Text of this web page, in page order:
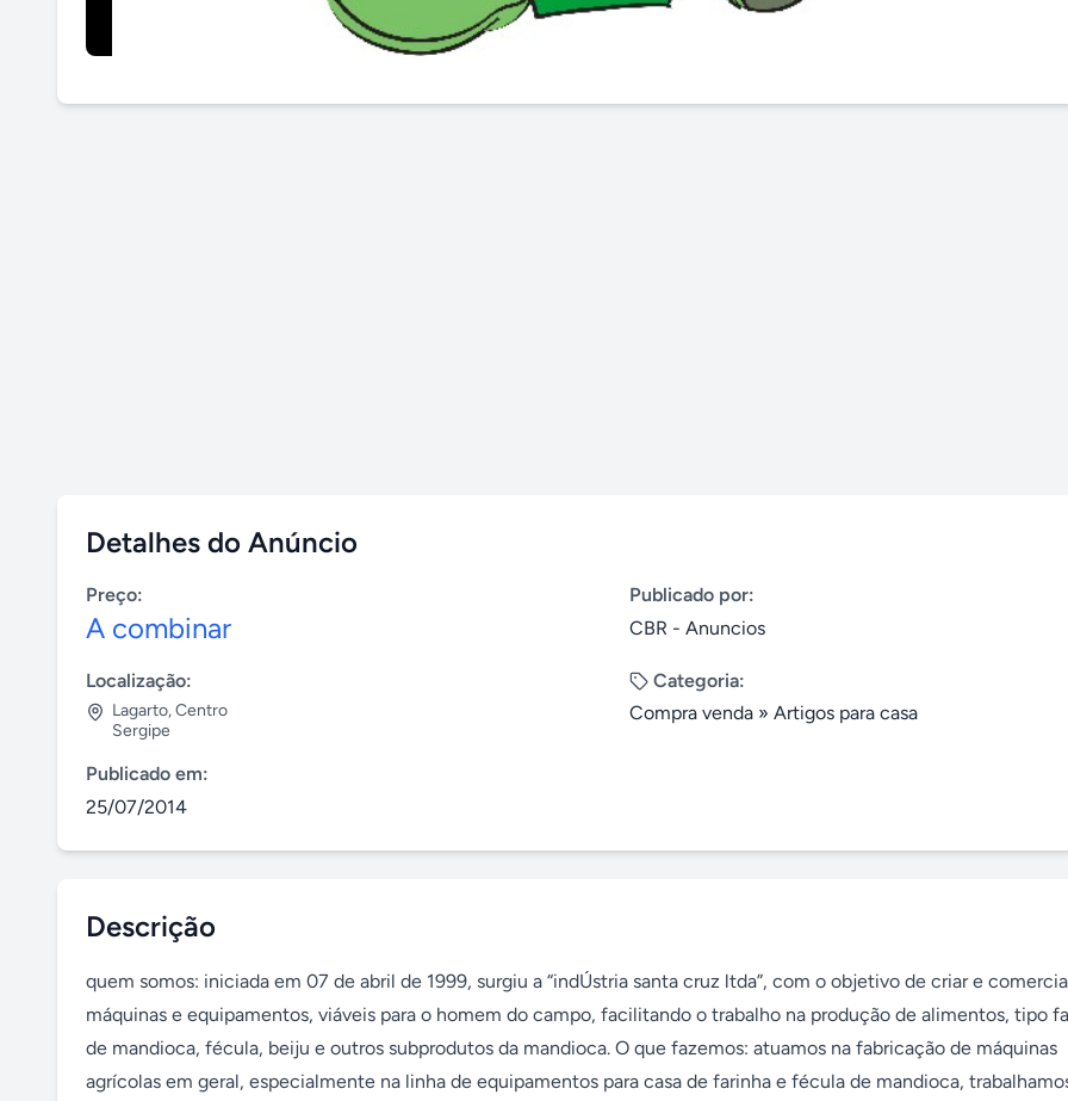
Detalhes do Anúncio
Preço:
A combinar
Publicado por:
CBR - Anuncios
Localização:
Lagarto,Centro
Sergipe
Categoria:
Compra venda » Artigos para casa
Publicado em:
25/07/2014
Descrição
quem somos: iniciada em 07 de abril de 1999, surgiu a “indÚstria santa cruz ltda”, com o objetivo de criar e
máquinas e equipamentos, viáveis para o homem do campo, facilitando o trabalho na produção de alimentos, tipo
de mandioca, fécula, beiju e outros subprodutos da mandioca. O que fazemos: atuamos na fabricação de máquinas
agrícolas em geral, especialmente na linha de equipamentos para casa de farinha e fécula de mandioca,